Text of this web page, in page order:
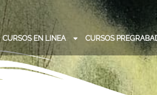
CURSOS EN LINEA CURSOS